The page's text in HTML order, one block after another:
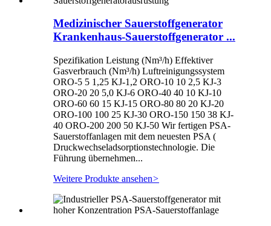
Medizinischer Sauerstoffgenerator
Krankenhaus-Sauerstoffgenerator ...
Spezifikation Leistung (Nm³/h) Effektiver
Gasverbrauch (Nm³/h) Luftreinigungssystem
ORO-5 5 1,25 KJ-1,2 ORO-10 10 2,5 KJ-3
ORO-20 20 5,0 KJ-6 ORO-40 40 10 KJ-10
ORO-60 60 15 KJ-15 ORO-80 80 20 KJ-20
ORO-100 100 25 KJ-30 ORO-150 150 38 KJ-
40 ORO-200 200 50 KJ-50 Wir fertigen PSA-
Sauerstoffanlagen mit dem neuesten PSA (
Druckwechseladsorptionstechnologie. Die
Führung übernehmen...
Weitere Produkte ansehen>